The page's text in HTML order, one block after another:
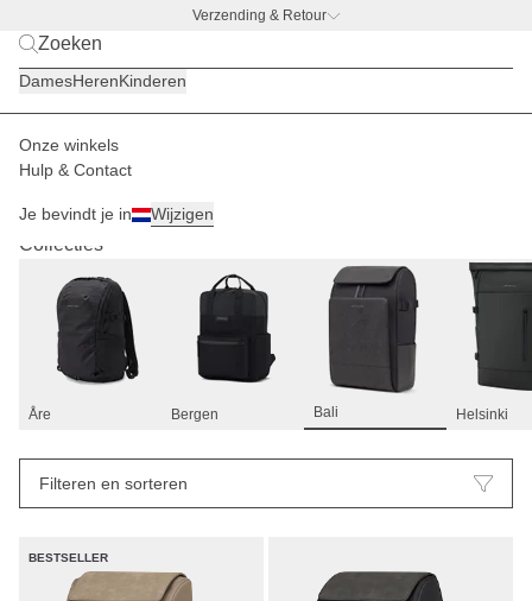
Verzending & Retour
DamesHerenKinderen
Onze winkels
Hulp & Contact
Je bevindt je in Wijzigen
Bali 7
Collecties
Åre Bergen Bali Helsinki
Filteren en sorteren
BESTSELLER